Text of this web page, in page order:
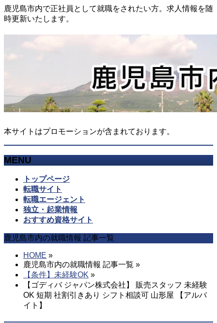
鹿児島市内で正社員として就職をされたい方。求人情報を随
時更新いたします。
本サイトはプロモーションが含まれております。
MENU
ば
トップページ
転職サイト
転職エージェント
独立・起業情報
おすすめ資格サイト
鹿児島市内の就職情報 記事一覧
HOME »
鹿児島市内の就職情報 記事一覧 »
【条件】未経験OK »
【ゴディバ ジャパン株式会社】 販売スタッフ 未経験
OK 短期 社割引きあり シフト相談可 山形屋 【アルバ
イト】